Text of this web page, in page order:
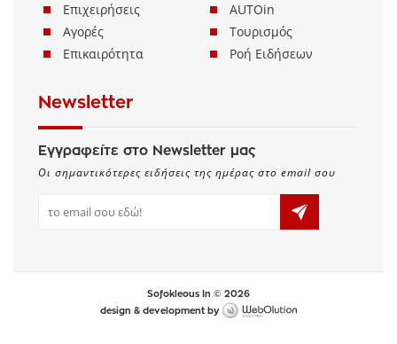
Επιχειρήσεις
Αγορές
Επικαιρότητα
AUTOin
Τουρισμός
Ροή Ειδήσεων
Newsletter
Εγγραφείτε στο Newsletter μας
Οι σημαντικότερες ειδήσεις της ημέρας στο email σου
Sofokleous In © 2026
design & development by